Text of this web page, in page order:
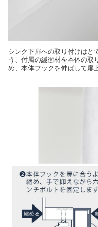
シンク下扉への取り付けはと
う、付属の緩衝材を本体の取
め、本体フックを伸ばして扉